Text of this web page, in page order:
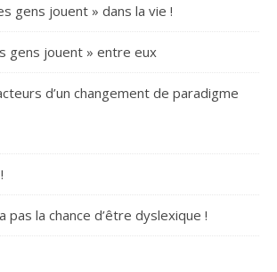
gens jouent » dans la vie !
gens jouent » entre eux
d’un changement de paradigme
pas la chance d’être dyslexique !